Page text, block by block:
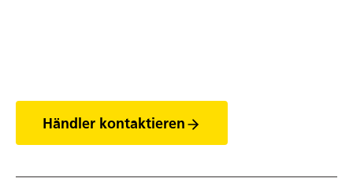
Händler kontaktieren